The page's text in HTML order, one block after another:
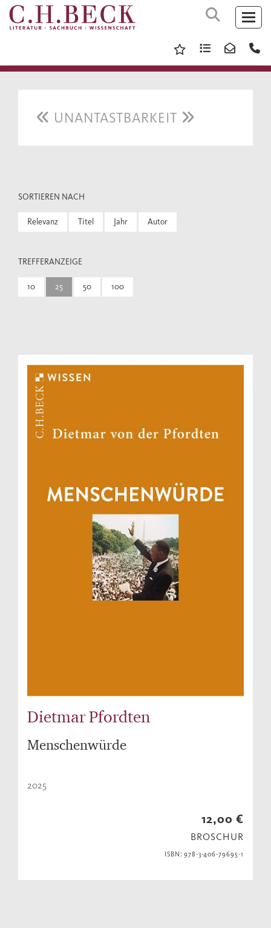
UNANTASTBARKEIT
SORTIEREN NACH
Relevanz Titel Jahr Autor
TREFFERANZEIGE
10 25 50 100
Dietmar Pfordten
Menschenwürde
2025
12,00 €
BROSCHUR
ISBN: 978-3-406-79695-1